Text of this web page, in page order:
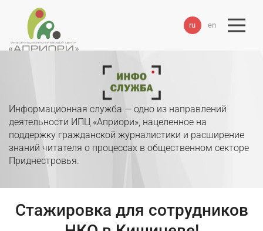
ru en
Информационная служба — одно из направлений
деятельности ИПЦ «Априори», нацеленное на
поддержку гражданской журналистики и расширение
знаний читателя о процессах в общественном секторе
Приднестровья.
Стажировка для сотрудников